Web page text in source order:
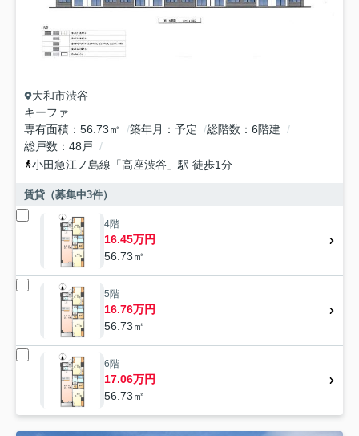
大和市渋谷
キーファ
専有面積
56.73㎡ 築年月 予定 総階数
6階建
総戸数
48戸
小田急江ノ島線 「高座渋谷 」駅 徒歩1分
賃貸（募集中3件）
4階
16.45万円
56.73㎡
5階
16.76万円
56.73㎡
6階
17.06万円
56.73㎡